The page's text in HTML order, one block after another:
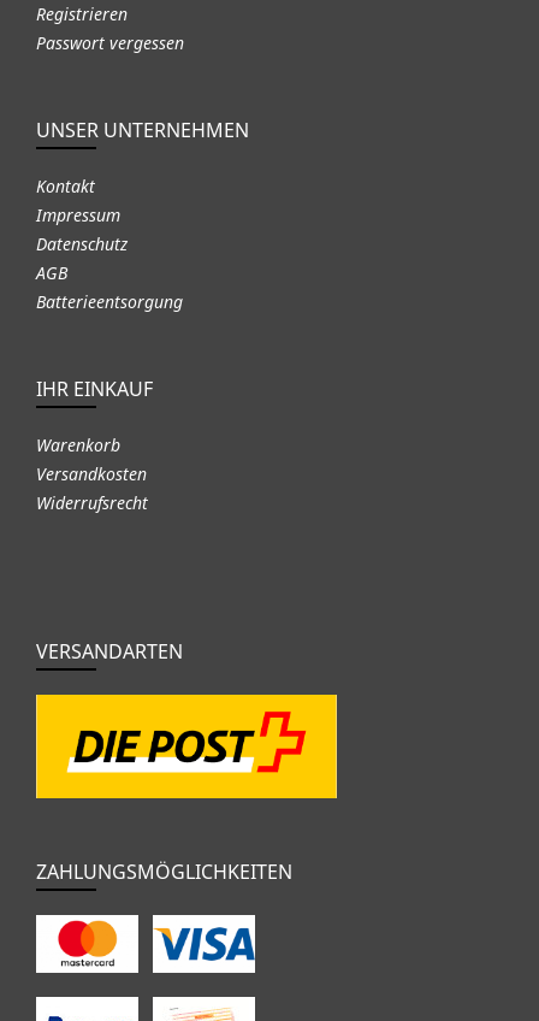
Registrieren
Passwort vergessen
UNSER UNTERNEHMEN
Kontakt
Impressum
Datenschutz
AGB
Batterieentsorgung
IHR EINKAUF
Warenkorb
Versandkosten
Widerrufsrecht
VERSANDARTEN
ZAHLUNGSMÖGLICHKEITEN